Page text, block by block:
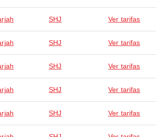
SHJ Ver tarifas
SHJ Ver tarifas
SHJ Ver tarifas
SHJ Ver tarifas
SHJ Ver tarifas